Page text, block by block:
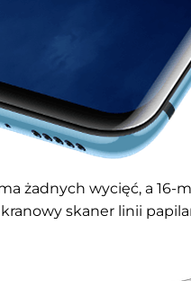
żadnych wycięć, a
skaner linii